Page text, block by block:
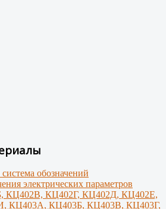
обозначений
электрических параметров
КЦ402В, КЦ402Г, КЦ402Д, КЦ402Е,
КЦ403А, КЦ403Б, КЦ403В, КЦ403Г,